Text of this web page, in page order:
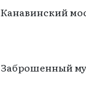
Канавинский
Заброшенный